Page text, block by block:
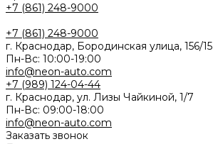
+7 (861) 248-9000
+7 (861) 248-9000
г. Краснодар, Бородинская улица, 156/15
Пн-Вс: 10:00-19:00
info@neon-auto.com
+7 (989) 124-04-44
г. Краснодар, ул. Лизы Чайкиной, 1/7
Пн-Вс: 09:00-18:00
info@neon-auto.com
Заказать звонок